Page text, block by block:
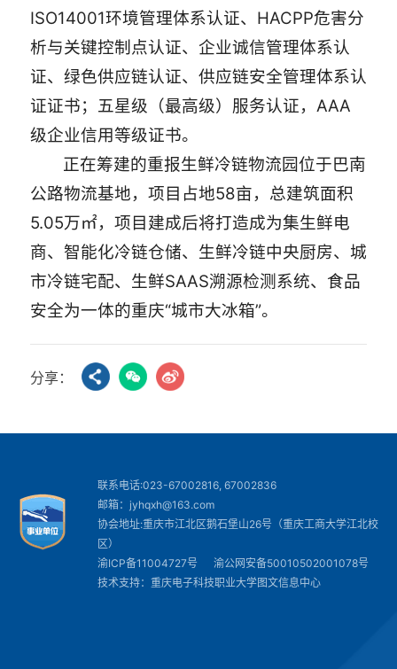
ISO14001环境管理体系认证、HACPP危害分
析与关键控制点认证、企业诚信管理体系认
证、绿色供应链认证、供应链安全管理体系认
证证书；五星级（最高级）服务认证，AAA
级企业信用等级证书。
正在筹建的重报生鲜冷链物流园位于巴南
公路物流基地，项目占地58亩，总建筑面积
5.05万㎡，项目建成后将打造成为集生鲜电
商、智能化冷链仓储、生鲜冷链中央厨房、城
市冷链宅配、生鲜SAAS溯源检测系统、食品
安全为一体的重庆“城市大冰箱”。
分享：
联系电话:023-67002816, 67002836
邮箱：jyhqxh@163.com
协会地址:重庆市江北区鹅石堡山26号（重庆工商大学江北校
区）
渝ICP备11004727号
渝公网安备50010502001078号
技术支持：重庆电子科技职业大学图文信息中心